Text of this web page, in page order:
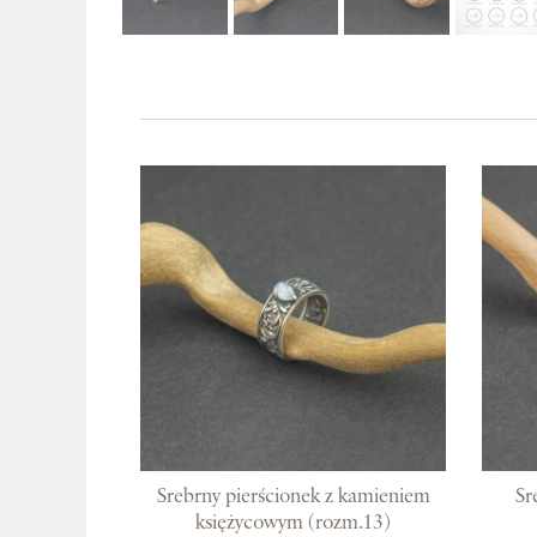
Srebrny pierścionek z kamieniem
księżycowym (rozm.13)